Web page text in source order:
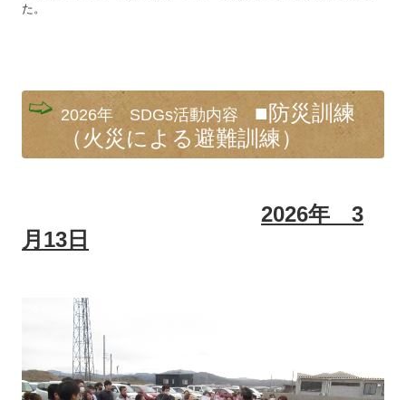
た。
2026年 SDGs活動内容 ■防災訓練
（火災による避難訓練）
2026年 3
月13日